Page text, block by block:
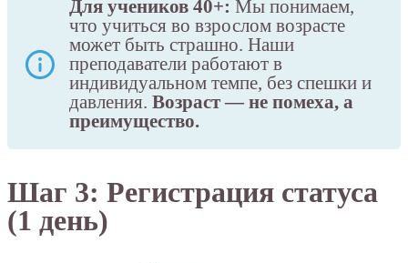
Для учеников 40+: Мы понимаем,
что учиться во взрослом возрасте
может быть страшно. Наши
преподаватели работают в
индивидуальном темпе, без спешки и
давления. Возраст — не помеха, а
преимущество.
Шаг 3: Регистрация статуса
(1 день)